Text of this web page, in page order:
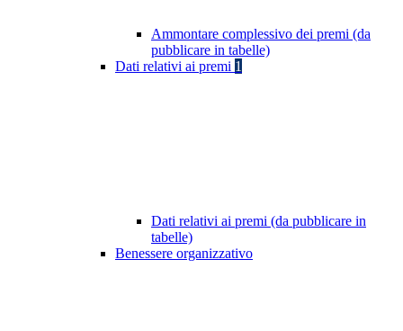
Ammontare complessivo dei premi (da
pubblicare in tabelle)
Dati relativi ai premi 1
Dati relativi ai premi (da pubblicare in
tabelle)
Benessere organizzativo